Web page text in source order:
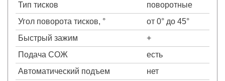
Тип тисков
поворотные
Угол поворота тисков, °
от 0° до 45°
Быстрый зажим
+
Подача СОЖ
есть
Автоматический подъем
нет